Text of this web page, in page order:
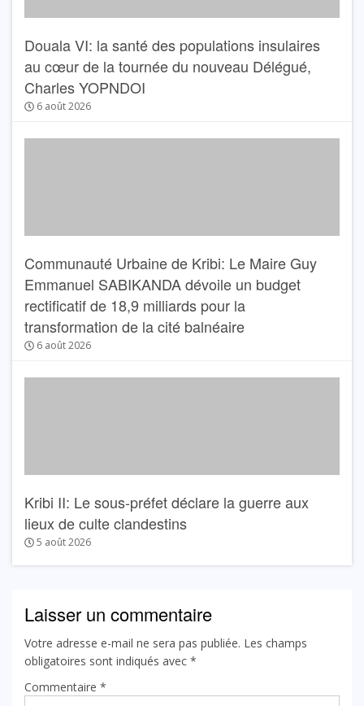
Douala VI: la santé des populations insulaires
au cœur de la tournée du nouveau Délégué,
Charles YOPNDOI
6 août 2026
Communauté Urbaine de Kribi: Le Maire Guy
Emmanuel SABIKANDA dévoile un budget
rectificatif de 18,9 milliards pour la
transformation de la cité balnéaire
6 août 2026
Kribi II: Le sous-préfet déclare la guerre aux
lieux de culte clandestins
5 août 2026
Laisser un commentaire
Votre adresse e-mail ne sera pas publiée. Les champs
obligatoires sont indiqués avec *
Commentaire *